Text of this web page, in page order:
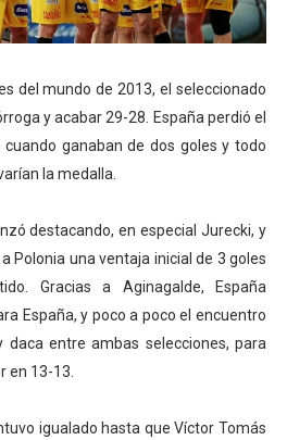
2026 (Tokio, Japón) -
en el último Impact! con Jason
(Hong Kong) - La delegación
nueva monarca
de atletismo femenino 2026
del mundo de 2013, el seleccionado
y acabar 29-28. España perdió el
ganaban de dos goles y todo
la medalla.
destacando, en especial Jurecki, y
Polonia una ventaja inicial de 3 goles
Gracias a Aginagalde, España
España, y poco a poco el encuentro
entre ambas selecciones, para
en 13-13.
igualado hasta que Víctor Tomás